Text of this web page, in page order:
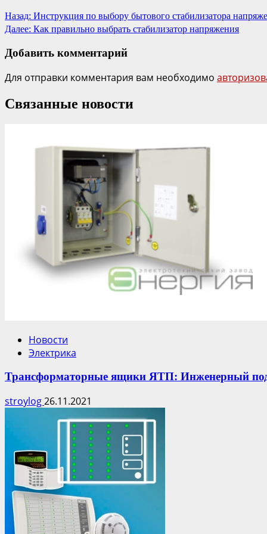
Назад: Инструкция по выбору бытового стабилизатора
Далее: Как правильно выбрать стабилизатор напряжения
Добавить комментарий
Для отправки комментария вам необходимо
Связанные новости
Новости
Электрика
Трансформаторные ящики ЯТП: Инженерный
stroylog26.11.2021